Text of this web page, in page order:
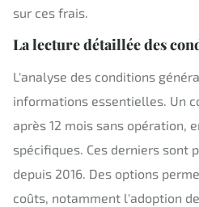
sur ces frais.
La lecture détaillée des
L'analyse des conditions
informations essentielles. Un
après 12 mois sans opération,
spécifiques. Ces derniers sont
depuis 2016. Des options
coûts, notamment l'adoption